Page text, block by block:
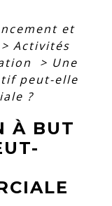
et
> Activités
> Une
peut-elle
?
À BUT